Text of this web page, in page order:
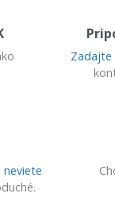
Zadajte
neviete